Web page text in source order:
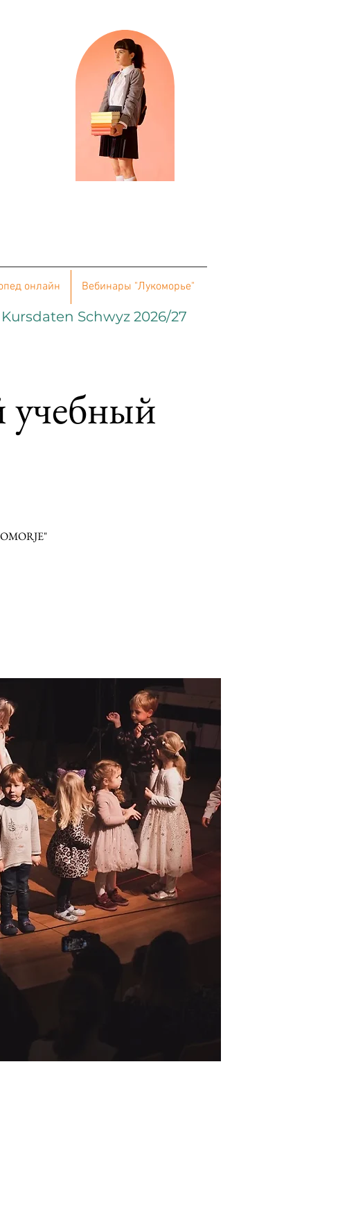
онлайн Вебинары "Лукоморье"
Kursdaten Schwyz 2026/27
учебный